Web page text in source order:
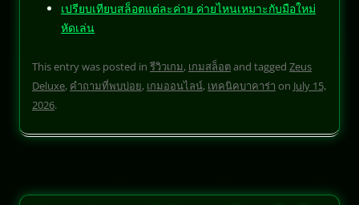
เปรียบเทียบสล็อตแต่ละค่าย ค่ายไหนเหมาะกับมือใหม่
หัดเล่น
This entry was posted in รีวิวเกม, เกมสล็อตand tagged Zeus
Deluxe, คำถามที่พบบ่อย, เกมออนไลน์, เทคนิคบาคาร่า on July 15,
2026.